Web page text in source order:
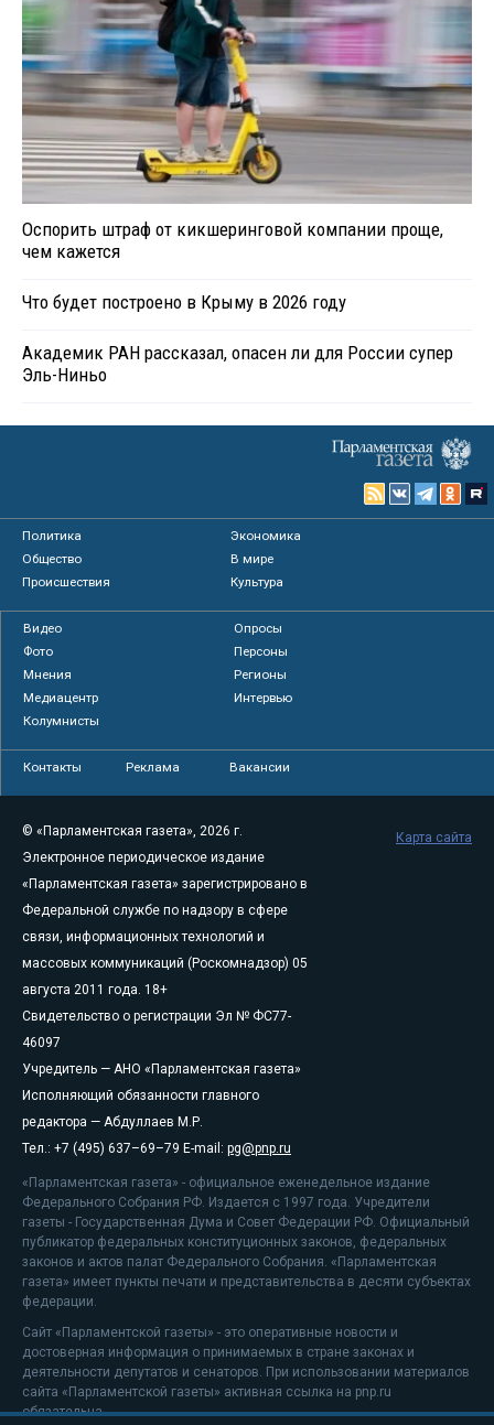
Оспорить штраф от кикшеринговой компании проще,
чем кажется
Что будет построено в Крыму в 2026 году
Академик РАН рассказал, опасен ли для России супер
Эль-Ниньо
Политика
Экономика
Общество
В мире
Происшествия
Культура
Видео
Опросы
Фото
Персоны
Мнения
Регионы
Медиацентр
Интервью
Колумнисты
Контакты Реклама Вакансии
© «Парламентская газета», 2026 г.
Электронное периодическое издание
«Парламентская газета» зарегистрировано в
Федеральной службе по надзору в сфере
связи, информационных технологий и
массовых коммуникаций (Роскомнадзор) 05
августа 2011 года. 18+
Свидетельство о регистрации Эл № ФС77-
46097
Учредитель — АНО «Парламентская газета»
Исполняющий обязанности главного
редактора — Абдуллаев М.Р.
Тел.: +7 (495) 637–69–79 E-mail: pg@pnp.ru
«Парламентская газета» - официальное еженедельное издание
Федерального Собрания РФ. Издается с 1997 года. Учредители
газеты - Государственная Дума и Совет Федерации РФ. Официальный
публикатор федеральных конституционных законов, федеральных
законов и актов палат Федерального Собрания. «Парламентская
газета» имеет пункты печати и представительства в десяти субъектах
федерации.
Сайт «Парламентской газеты» - это оперативные новости и
достоверная информация о принимаемых в стране законах и
деятельности депутатов и сенаторов. При использовании материалов
сайта «Парламентской газеты» активная ссылка на pnp.ru
обязательна.
Карта сайта